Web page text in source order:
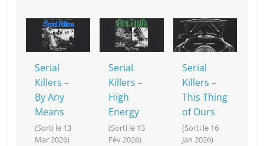
Serial
Killers –
By Any
Means
(Sorti le 13
Mar 2026)
Serial
Killers –
High
Energy
(Sorti le 13
Fév 2026)
Serial
Killers –
This Thing
of Ours
(Sorti le 16
Jan 2026)